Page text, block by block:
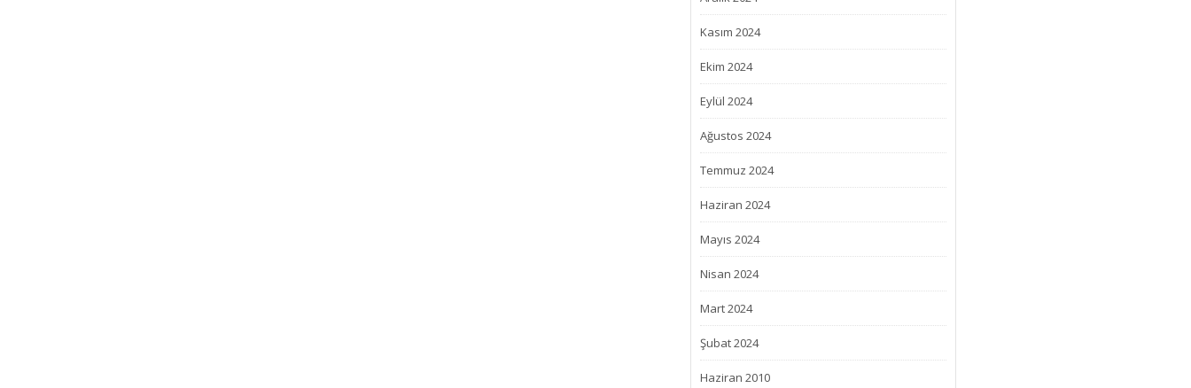
Kasım 2024
Ekim 2024
Eylül 2024
Ağustos 2024
Temmuz 2024
Haziran 2024
Mayıs 2024
Nisan 2024
Mart 2024
Şubat 2024
Haziran 2010